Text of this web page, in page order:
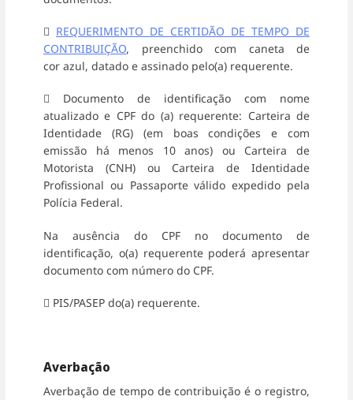
 REQUERIMENTO DE CERTIDÃO DE TEMPO DE
CONTRIBUIÇÃO, preenchido com caneta de
cor azul, datado e assinado pelo(a) requerente.
 Documento de identificação com nome
atualizado e CPF do (a) requerente: Carteira de
Identidade (RG) (em boas condições e com
emissão há menos 10 anos) ou Carteira de
Motorista (CNH) ou Carteira de Identidade
Profissional ou Passaporte válido expedido pela
Polícia Federal.
Na ausência do CPF no documento de
identificação, o(a) requerente poderá apresentar
documento com número do CPF.
 PIS/PASEP do(a) requerente.
Averbação
Averbação de tempo de contribuição é o registro,